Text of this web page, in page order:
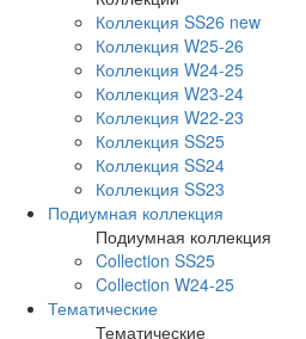
Коллекция SS26 new
Коллекция W25-26
Коллекция W24-25
Коллекция W23-24
Коллекция W22-23
Коллекция SS25
Коллекция SS24
Коллекция SS23
Подиумная коллекция
Подиумная коллекция
Collection SS25
Collection W24-25
Тематические
Тематические